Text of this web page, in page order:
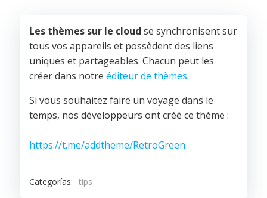
Les thèmes sur le cloud se synchronisent sur
tous vos appareils et possèdent des liens
uniques et partageables. Chacun peut les
créer dans notre éditeur de thèmes.
Si vous souhaitez faire un voyage dans le
temps, nos développeurs ont créé ce thème :
https://t.me/addtheme/RetroGreen
Categorías: tips